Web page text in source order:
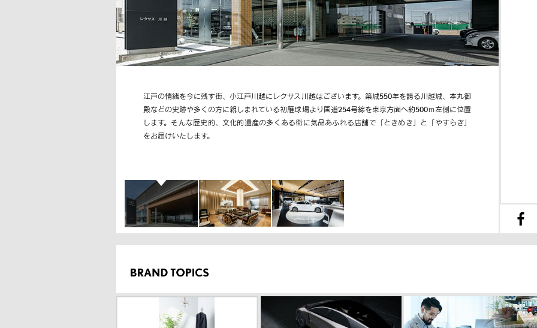
江戸の情緒を今に残す街、小江戸川越にレクサス川越はございます。築城550年を誇る川越城、本丸御
殿などの史跡や多くの方に親しまれている初雁球場より国道254号線を東京方面へ約500ｍ左側に位置
します。そんな歴史的、文化的遺産の多くある街に気品あふれる店舗で「ときめき」と「やすらぎ」
をお届けいたします。